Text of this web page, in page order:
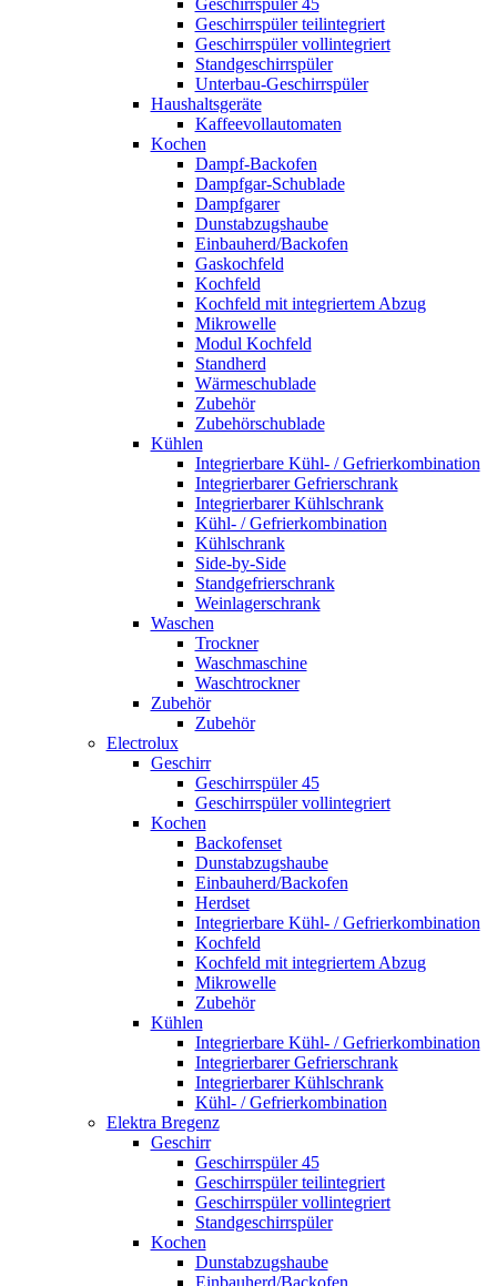
Geschirrspüler 45
Geschirrspüler teilintegriert
Geschirrspüler vollintegriert
Standgeschirrspüler
Unterbau-Geschirrspüler
Haushaltsgeräte
Kaffeevollautomaten
Kochen
Dampf-Backofen
Dampfgar-Schublade
Dampfgarer
Dunstabzugshaube
Einbauherd/Backofen
Gaskochfeld
Kochfeld
Kochfeld mit integriertem Abzug
Mikrowelle
Modul Kochfeld
Standherd
Wärmeschublade
Zubehör
Zubehörschublade
Kühlen
Integrierbare Kühl- / Gefrierkombination
Integrierbarer Gefrierschrank
Integrierbarer Kühlschrank
Kühl- / Gefrierkombination
Kühlschrank
Side-by-Side
Standgefrierschrank
Weinlagerschrank
Waschen
Trockner
Waschmaschine
Waschtrockner
Zubehör
Zubehör
Electrolux
Geschirr
Geschirrspüler 45
Geschirrspüler vollintegriert
Kochen
Backofenset
Dunstabzugshaube
Einbauherd/Backofen
Herdset
Integrierbare Kühl- / Gefrierkombination
Kochfeld
Kochfeld mit integriertem Abzug
Mikrowelle
Zubehör
Kühlen
Integrierbare Kühl- / Gefrierkombination
Integrierbarer Gefrierschrank
Integrierbarer Kühlschrank
Kühl- / Gefrierkombination
Elektra Bregenz
Geschirr
Geschirrspüler 45
Geschirrspüler teilintegriert
Geschirrspüler vollintegriert
Standgeschirrspüler
Kochen
Dunstabzugshaube
Einbauherd/Backofen